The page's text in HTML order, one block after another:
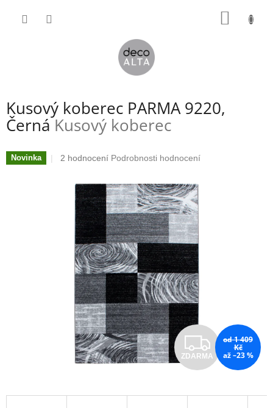
Kusový koberec PARMA 9220,
ČernáKusový koberec
Novinka
Průměrné
hvězdiček.
2 hodnocení Podrobnosti hodnocení
Z
D
A
ZDARMA
od 1 409
Kč
až –23 %